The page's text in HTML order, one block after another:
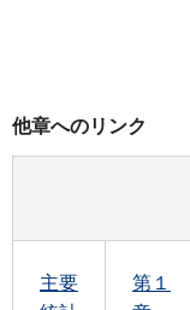
他章へのリンク
主要
第１